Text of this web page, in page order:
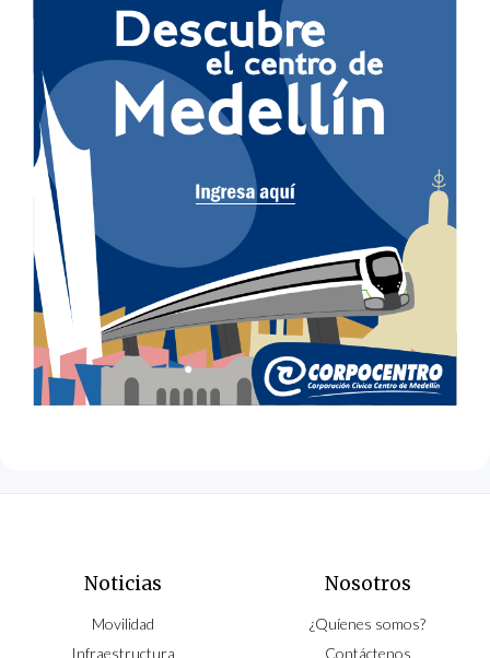
Noticias
Movilidad
Infraestructura
Nosotros
¿Quíenes somos?
Contáctenos